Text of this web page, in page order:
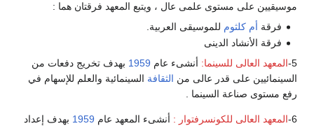
موسيقيين على مستوى علمى عال ، ويتبع المعهد فرقتان هما :
فرقة أم كلثوم للموسيقى العربية.
فرقة الأنشاد الدينى
5- المعهد العالى للسينما: أنشىء عام 1959 بهدف تخريج دفعات من
السينمائيين على قدر عالى من الثقافة السينمائية والعلم للإسهام في
رفع مستوى صناعة السينما .
6- المعهد العالى للكونسرفتوار : أنشىء المعهد عام 1959 بهدف إعداد